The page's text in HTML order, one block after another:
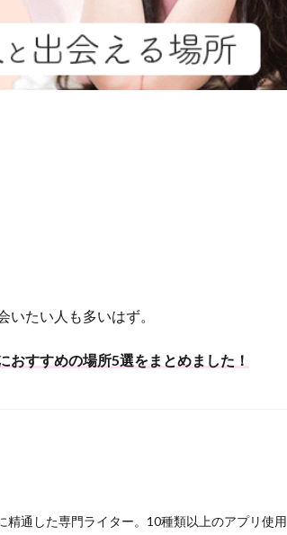
たい人も多いはず。
おすすめの場所5選をまとめました！
精通した専門ライター。10種類以上のアプリ使用